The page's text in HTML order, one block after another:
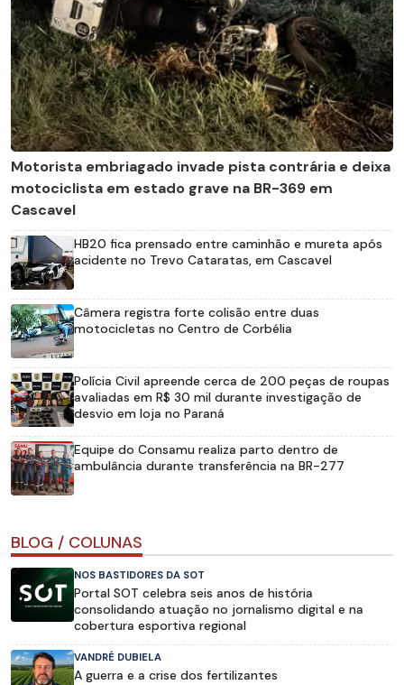
Motorista embriagado invade pista contrária e deixa
motociclista em estado grave na BR-369 em
Cascavel
HB20 fica prensado entre caminhão e mureta após
acidente no Trevo Cataratas, em Cascavel
Câmera registra forte colisão entre duas
motocicletas no Centro de Corbélia
Polícia Civil apreende cerca de 200 peças de roupas
avaliadas em R$ 30 mil durante investigação de
desvio em loja no Paraná
Equipe do Consamu realiza parto dentro de
ambulância durante transferência na BR-277
BLOG / COLUNAS
NOS BASTIDORES DA SOT
Portal SOT celebra seis anos de história
consolidando atuação no jornalismo digital e na
cobertura esportiva regional
VANDRÉ DUBIELA
A guerra e a crise dos fertilizantes